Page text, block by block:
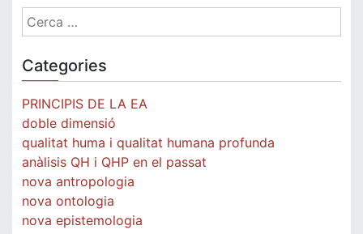
Cerca:
Categories
PRINCIPIS DE LA EA
doble dimensió
qualitat huma i qualitat humana profunda
anàlisis QH i QHP en el passat
nova antropologia
nova ontologia
nova epistemologia